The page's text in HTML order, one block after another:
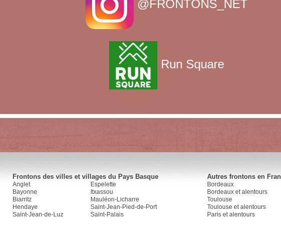
@FRONTONS_NET
Run Square
Frontons des villes et villages du Pays Basque
Anglet
Bayonne
Biarritz
Hendaye
Saint-Jean-de-Luz
Espelette
Itxassou
Mauléon-Licharre
Saint-Jean-Pied-de-Port
Saint-Palais
Autres frontons en
Bordeaux
Bordeaux et alentours
Toulouse
Toulouse et alentours
Paris et alentours